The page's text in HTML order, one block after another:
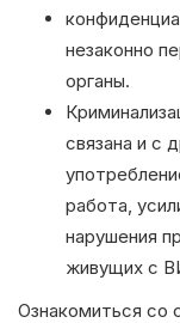
незаконно
органы.
связана и с
работа,
нарушения
живущих с
Ознакомиться со